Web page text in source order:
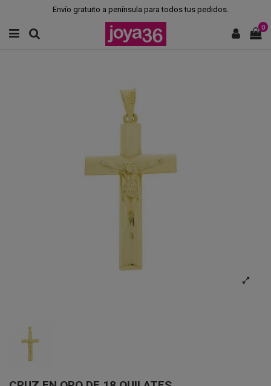
Envío gratuito a península para todos tus pedidos.
0